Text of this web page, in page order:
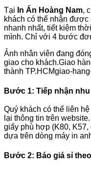
Tại In Ấn Hoàng Nam,
khách có thể nhận được
nhanh nhất, tiết kiệm
mình. Chỉ với 4 bước
Ảnh nhân viên đang
giao cho khách.Giao
thành TP.HCMgiao-
Bước 1: Tiếp nhận
Quý khách có thể liên
lại thông tin trên
giấy phù hợp (K80,
dựa trên dòng máy in
Bước 2: Báo giá sỉ